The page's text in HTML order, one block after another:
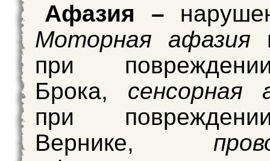
Афазия –
Моторная афазия
при
Брока, сенсорная
при
Вернике,